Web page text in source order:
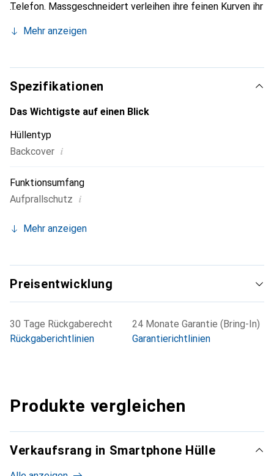
Telefon. Massgeschneidert verleihen ihre feinen Kurven ihr
unverzichtbaren Accessoire Ihres Smartphones.
die Marke Noreve eine sichere Wahl für eine
anspruchsvolle Klientel.
Mehr anzeigen
Spezifikationen
Das Wichtigste auf einen Blick
Hüllentyp
Backcover i
Funktionsumfang
Aufprallschutz i
Mehr anzeigen
Preisentwicklung
30 Tage Rückgaberecht
Rückgaberichtlinien
24 Monate Garantie (Bring-In)
Garantierichtlinien
Produkte vergleichen
Verkaufsrang in Smartphone Hülle